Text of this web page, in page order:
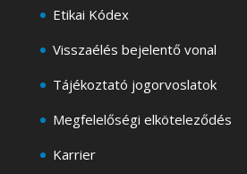
Etikai Kódex
Visszaélés bejelentő vonal
Tájékoztató jogorvoslatok
Megfelelőségi elköteleződés
Karrier